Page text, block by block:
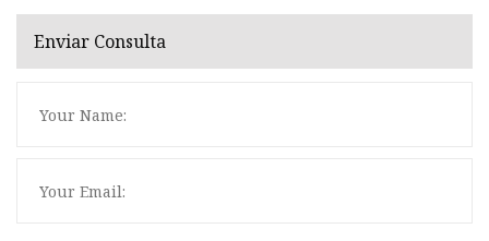
Enviar Consulta